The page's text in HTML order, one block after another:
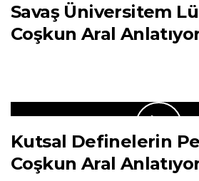
Savaş Üniversitem
Coşkun Aral
Kutsal Definelerin
Coşkun Aral